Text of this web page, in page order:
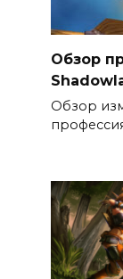
Обзор
Обзор